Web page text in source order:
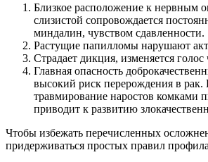
Близкое расположение к нервным
слизистой сопровождается
миндалин, чувством сдавленности.
Растущие папилломы нарушают
Страдает дикция, изменяется голос
Главная опасность
высокий риск перерождения в рак.
травмирование наростов комками
приводит к развитию
Чтобы избежать перечисленных
придерживаться простых правил